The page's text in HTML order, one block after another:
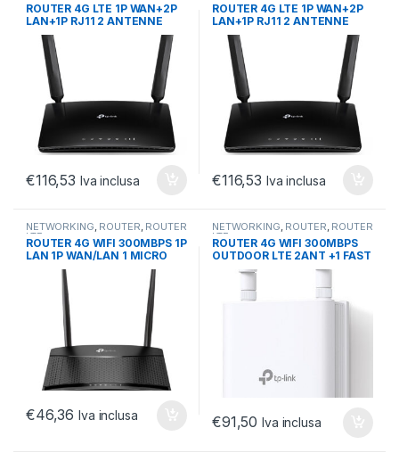
ROUTER 4G LTE 1P WAN+2P
LAN+1P RJ11 2 ANTENNE
ESTERNE 4G LTE
€116,53 Iva inclusa
ROUTER 4G LTE 1P WAN+2P
LAN+1P RJ11 2 ANTENNE
ESTERNE 4G LTE
€116,53 Iva inclusa
NETWORKING, ROUTER, ROUTER
LTE
ROUTER 4G WIFI 300MBPS 1P
LAN 1P WAN/LAN 1 MICRO
SIM CARD SLOT
€46,36 Iva inclusa
NETWORKING, ROUTER, ROUTER
LTE
ROUTER 4G WIFI 300MBPS
OUTDOOR LTE 2ANT +1 FAST
ETH POE
€91,50 Iva inclusa